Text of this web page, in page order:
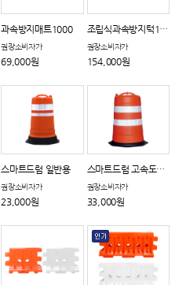
과속방지매트1000
권장소비자가
69,000원
조립식과속방지턱1000
권장소비자가
154,000원
스마트드럼 일반용
권장소비자가
23,000원
스마트드럼 고속도로용
권장소비자가
33,000원